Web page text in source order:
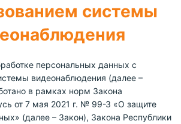
системы
персональных данных с
видеонаблюдения (далее –
в рамках норм Закона
от 7 мая 2021 г. № 99-З «О защите
(далее – Закон), Закона Республики